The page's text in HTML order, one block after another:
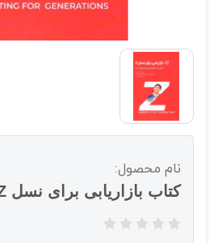
نام محصول:
کتاب بازاریابی برای نسل Z